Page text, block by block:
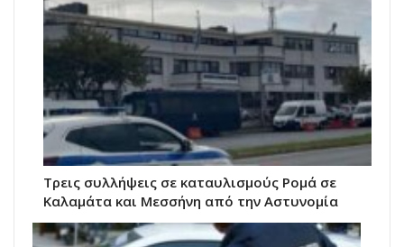
Τρεις συλλήψεις σε καταυλισμούς Ρομά σε
Καλαμάτα και Μεσσήνη από την Αστυνομία